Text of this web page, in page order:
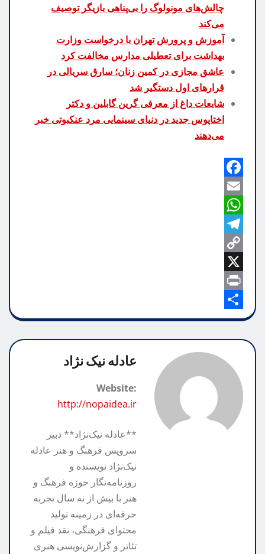
چالش‌های مونولوگ را بی‌پناهی بازیگر توصیف
می‌کند
آموزش و پرورش تهران با درخواست وزارت
بهداشت برای تعطیلی مدارس مخالفت کرد
عاشق مجازی در کمین زنان؛ سارق سریالی در
قرارهای اول دستگیر شد
شایعات داغ از معرفی گرین گابلین و دکتر
اختاپوس جدید در دنیای سینمایی مرد عنکبوتی خبر
می‌دهند
F
a
c
e
b
o
o
k
E
m
a
W
h
a
t
A
p
T
e
e
g
r
m
C
o
p
y
L
n
k
X
P
r
i
S
h
r
e
عادله نیک نژاد
Website:
http://nopaidea.ir
**عادله نیک‌نژاد** دبیر
سرویس فرهنگ و هنر عادله
نیک‌نژاد نویسنده و
روزنامه‌نگار حوزه فرهنگ و
هنر با بیش از نه سال تجربه
حرفه‌ای در زمینه تولید
محتوای فرهنگی، نقد فیلم و
تئاتر و گزارش‌نویسی هنری